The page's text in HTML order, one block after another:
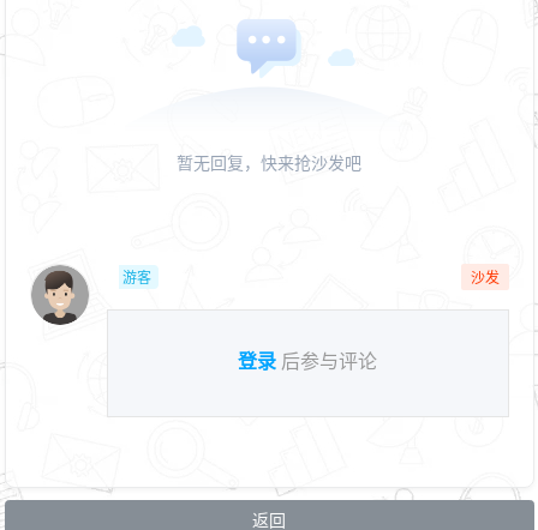
暂无回复，快来抢沙发吧
游客 沙发
登录 后参与评论
返回